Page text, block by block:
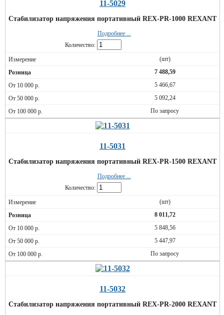
11-5029
Стабилизатор напряжения портативный REX-PR-1000 REXANT
Подробнее ...
Количество:
(шт)
7 488,59
5 466,67
5 092,24
По запросу
11-5031
Стабилизатор напряжения портативный REX-PR-1500 REXANT
Подробнее ...
Количество:
(шт)
8 011,72
5 848,56
5 447,97
По запросу
11-5032
Стабилизатор напряжения портативный REX-PR-2000 REXANT